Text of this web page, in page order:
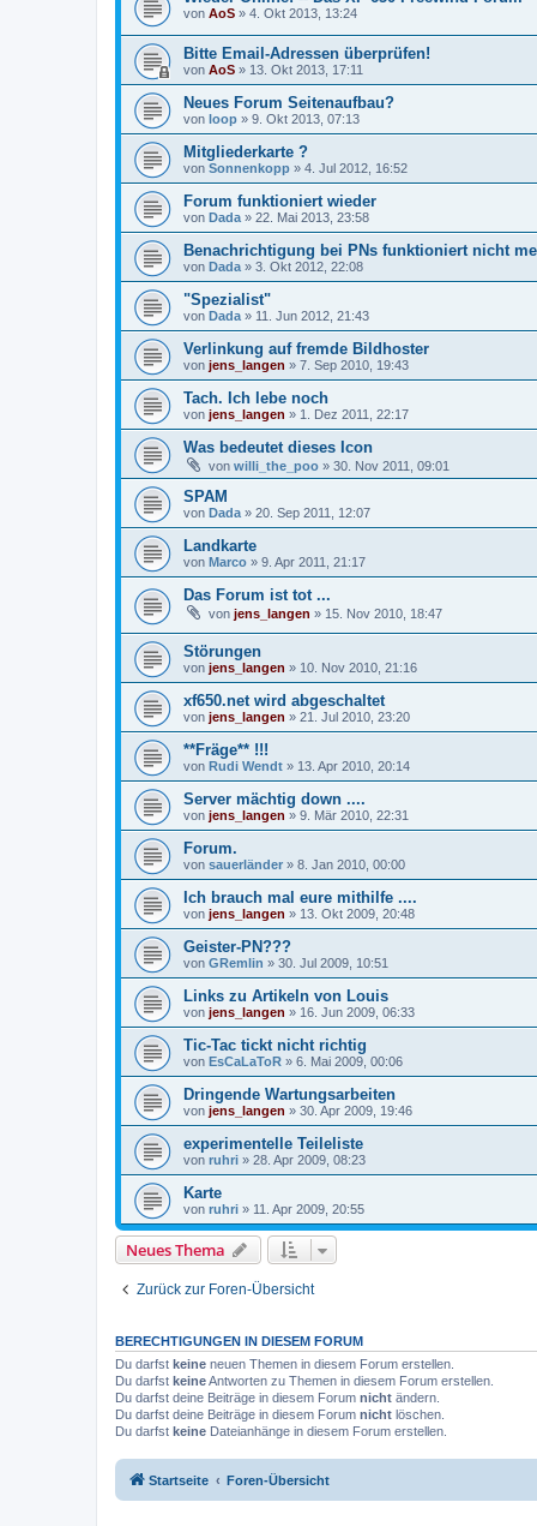
von AoS » 4. Okt 2013, 13:24
Bitte Email-Adressen überprüfen!
von AoS » 13. Okt 2013, 17:11
Neues Forum Seitenaufbau?
von loop » 9. Okt 2013, 07:13
Mitgliederkarte ?
von Sonnenkopp » 4. Jul 2012, 16:52
Forum funktioniert wieder
von Dada » 22. Mai 2013, 23:58
Benachrichtigung bei PNs funktioniert nicht
von Dada » 3. Okt 2012, 22:08
"Spezialist"
von Dada » 11. Jun 2012, 21:43
Verlinkung auf fremde Bildhoster
von jens_langen » 7. Sep 2010, 19:43
Tach. Ich lebe noch
von jens_langen » 1. Dez 2011, 22:17
Was bedeutet dieses Icon
von willi_the_poo » 30. Nov 2011, 09:01
SPAM
von Dada » 20. Sep 2011, 12:07
Landkarte
von Marco » 9. Apr 2011, 21:17
Das Forum ist tot ...
von jens_langen » 15. Nov 2010, 18:47
Störungen
von jens_langen » 10. Nov 2010, 21:16
xf650.net wird abgeschaltet
von jens_langen » 21. Jul 2010, 23:20
**Fräge** !!!
von Rudi Wendt » 13. Apr 2010, 20:14
Server mächtig down ....
von jens_langen » 9. Mär 2010, 22:31
Forum.
von sauerländer » 8. Jan 2010, 00:00
Ich brauch mal eure mithilfe ....
von jens_langen » 13. Okt 2009, 20:48
Geister-PN???
von GRemlin » 30. Jul 2009, 10:51
Links zu Artikeln von Louis
von jens_langen » 16. Jun 2009, 06:33
Tic-Tac tickt nicht richtig
von EsCaLaToR » 6. Mai 2009, 00:06
Dringende Wartungsarbeiten
von jens_langen » 30. Apr 2009, 19:46
experimentelle Teileliste
von ruhri » 28. Apr 2009, 08:23
Karte
von ruhri » 11. Apr 2009, 20:55
Neues Thema
Zurück zur Foren-Übersicht
BERECHTIGUNGEN IN DIESEM FORUM
Du darfst keine neuen Themen in diesem Forum erstellen.
Du darfst keineAntworten zu Themen in diesem Forum erstellen.
Du darfst deine Beiträge in diesem Forum nicht ändern.
Du darfst deine Beiträge in diesem Forum nicht löschen.
Du darfst keine Dateianhänge in diesem Forum erstellen.
Startseite Foren-Übersicht